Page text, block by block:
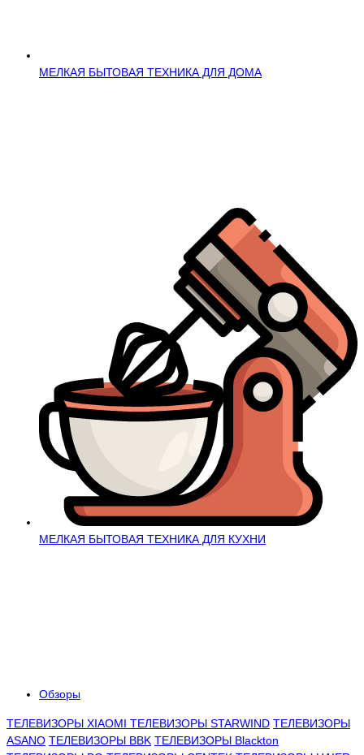
МЕЛКАЯ БЫТОВАЯ ТЕХНИКА ДЛЯ ДОМА
МЕЛКАЯ БЫТОВАЯ ТЕХНИКА ДЛЯ КУХНИ
Обзоры
ТЕЛЕВИЗОРЫ XIAOMI ТЕЛЕВИЗОРЫ STARWIND ТЕЛЕВИЗОРЫ
ASANO ТЕЛЕВИЗОРЫ BBK ТЕЛЕВИЗОРЫ Blackton